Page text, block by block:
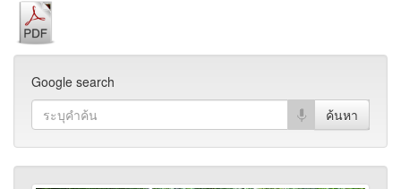
Google search